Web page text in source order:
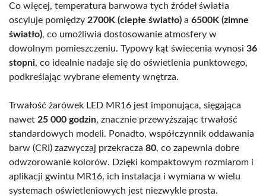
Co więcej, temperatura barwowa tych źródeł światła
oscyluje pomiędzy 2700K (ciepłe światło) a 6500K (zimne
światło), co umożliwia dostosowanie atmosfery w
dowolnym pomieszczeniu. Typowy kąt świecenia wynosi 36
stopni, co idealnie nadaje się do oświetlenia punktowego,
podkreślając wybrane elementy wnętrza.
Trwałość żarówek LED MR16 jest imponująca, sięgająca
nawet 25 000 godzin, znacznie przewyższając trwałość
standardowych modeli. Ponadto, współczynnik oddawania
barw (CRI) zazwyczaj przekracza 80, co zapewnia dobre
odwzorowanie kolorów. Dzięki kompaktowym rozmiarom i
aplikacji gwintu MR16, ich instalacja i wymiana w wielu
systemach oświetleniowych jest niezwykle prosta.